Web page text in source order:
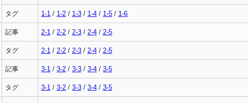
タグ 1-1 / 1-2 / 1-3 / 1-4 / 1-5 / 1-6
記事 2-1 / 2-2 / 2-3 / 2-4 / 2-5
タグ 2-1 / 2-2 / 2-3 / 2-4 / 2-5
記事 3-1 / 3-2 / 3-3 / 3-4 / 3-5
タグ 3-1 / 3-2 / 3-3 / 3-4 / 3-5